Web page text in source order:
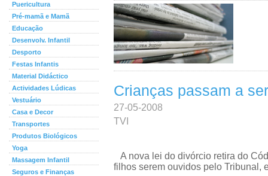
Puericultura
Pré-mamã e Mamã
Educação
Desenvolv. Infantil
Desporto
Festas Infantis
Material Didáctico
Actividades Lúdicas
Vestuário
Casa e Decor
Transportes
Produtos Biológicos
Yoga
Massagem Infantil
Seguros e Finanças
Crianças passam a
27-05-2008
TVI
A nova lei do divórcio retira do
filhos serem ouvidos pelo Tribunal,